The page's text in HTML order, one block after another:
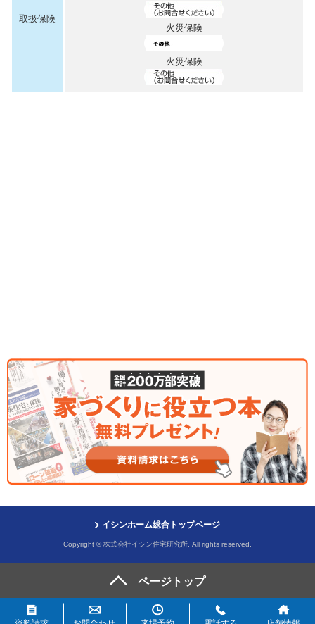
取扱保険
火災保険
火災保険
イシンホーム総合トップページ
Copyright © 株式会社イシン住宅研究所. All rights reserved.